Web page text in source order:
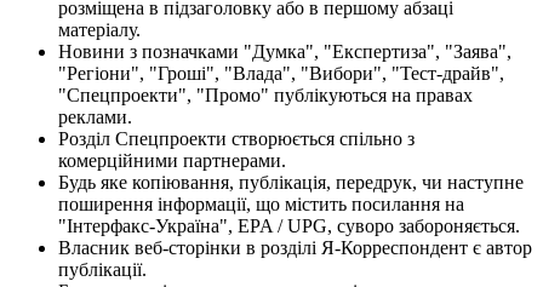
розміщена в підзаголовку або в першому абзаці
матеріалу.
Новини з позначками "Думка", "Експертиза", "Заява",
"Регіони", "Гроші", "Влада", "Вибори", "Тест-драйв",
"Спецпроекти", "Промо" публікуються на правах
реклами.
Розділ Спецпроекти створюється спільно з
комерційними партнерами.
Будь яке копіювання, публікація, передрук, чи наступне
поширення інформації, що містить посилання на
"Інтерфакс-Україна", EPA / UPG, суворо забороняється.
Власник веб-сторінки в розділі Я-Корреспондент є автор
публікації.